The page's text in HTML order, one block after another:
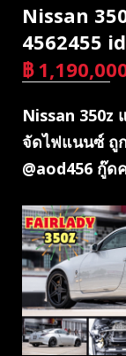
Nissan
4562455
฿
Nissan 350z
จัดไฟแนนซ์ ถูก
@aod456 กู๊